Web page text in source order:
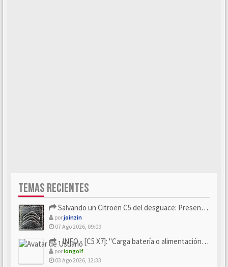
TEMAS RECIENTES
Salvando un Citroën C5 del desguace: Presentación y seguimiento
porjoinzin
07 Ago 2026, 09:09
- INFO - [C5 X7]: "Carga batería o alimentación eléctri...
poriongolf
03 Ago 2026, 12:33